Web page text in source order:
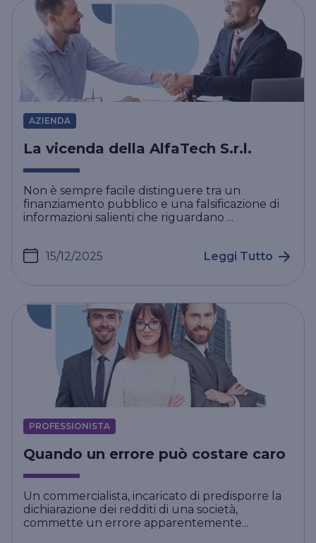
AZIENDA
La vicenda della AlfaTech S.r.l.
Non è sempre facile distinguere tra un
finanziamento pubblico e una falsificazione di
informazioni salienti che riguardano ...
15/12/2025 Leggi Tutto
PROFESSIONISTA
Quando un errore può costare caro
Un commercialista, incaricato di predisporre la
dichiarazione dei redditi di una società,
commette un errore apparentemente...